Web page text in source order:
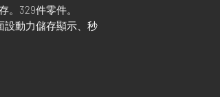
。329件零件。
設動力儲存顯示、秒